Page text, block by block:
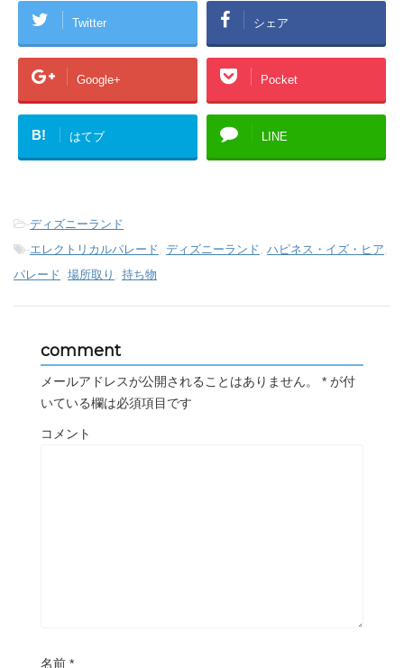
どんな様子？
Twitter シェア
Google+ Pocket
B! はてブ LINE
-ディズニーランド
-エレクトリカルパレード, ディズニーランド, ハピネス・イズ・ヒア,
パレード, 場所取り , 持ち物
comment
メールアドレスが公開されることはありません。 * が付
いている欄は必須項目です
コメント
名前 *